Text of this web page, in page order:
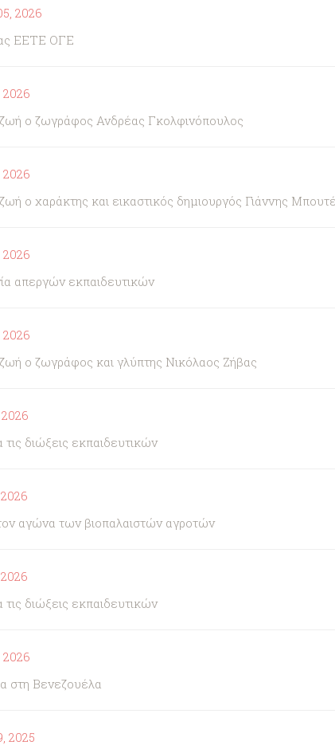
2026
ΕΕΤΕ ΟΓΕ
2026
ο ζωγράφος Ανδρέας Γκολφινόπουλος
2026
ο χαράκτης και εικαστικός δημιουργός Γιάννης
2026
απεργών εκπαιδευτικών
2026
ο ζωγράφος και γλύπτης Νικόλαος Ζήβας
τις διώξεις εκπαιδευτικών
αγώνα των βιοπαλαιστών αγροτών
τις διώξεις εκπαιδευτικών
2026
στη Βενεζουέλα
2025